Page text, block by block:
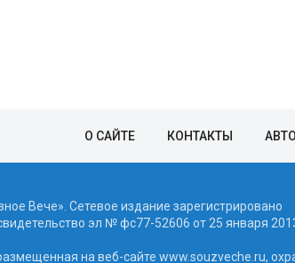
О САЙТЕ КОНТАКТЫ
Вече». Сетевое издание зарегистрировано
эл № фc77-52606 от 25 января
на веб-сайте www.souzveche.ru,